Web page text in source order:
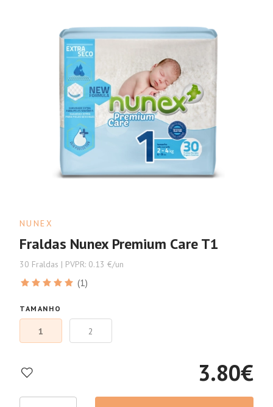
NUNEX
Fraldas Nunex Premium Care T1
30 Fraldas | PVPR: 0.13 €/un
(1)
TAMANHO
1 2
3.80€